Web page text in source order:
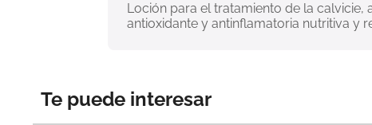
Loción para el tratamiento de la
antioxidante y antinflamatoria nutritiva y
Te puede interesar